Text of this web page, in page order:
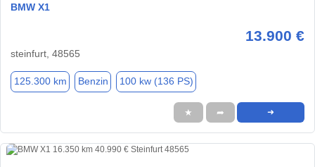
BMW X1
13.900 €
steinfurt, 48565
125.300 km Benzin 100 kw (136 PS)
★ ➦ ➜